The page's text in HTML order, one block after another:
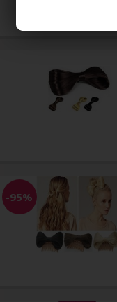
-95%